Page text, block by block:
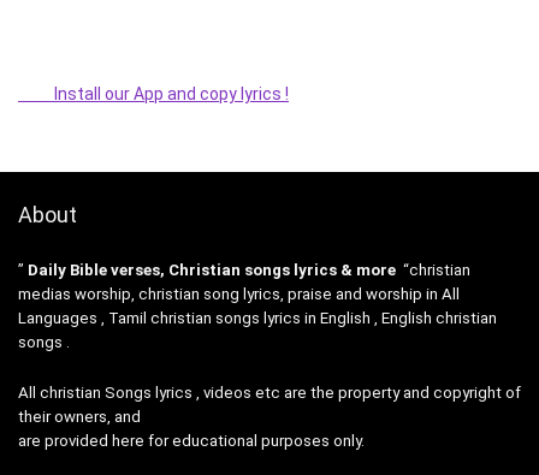
Install our App and copy lyrics !
About
” Daily Bible verses, Christian songs lyrics & more “christian
medias worship, christian song lyrics, praise and worship in All
Languages , Tamil christian songs lyrics in English , English christian
songs .
All christian Songs lyrics , videos etc are the property and copyright of
their owners, and
are provided here for educational purposes only.